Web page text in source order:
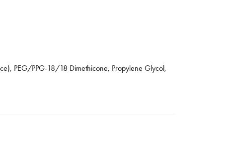
PEG/PPG-18/18 Dimethicone, Propylene Glycol,